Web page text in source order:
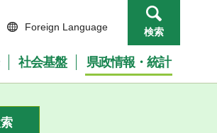
Foreign Language 検索
社会基盤 県政情報・統計